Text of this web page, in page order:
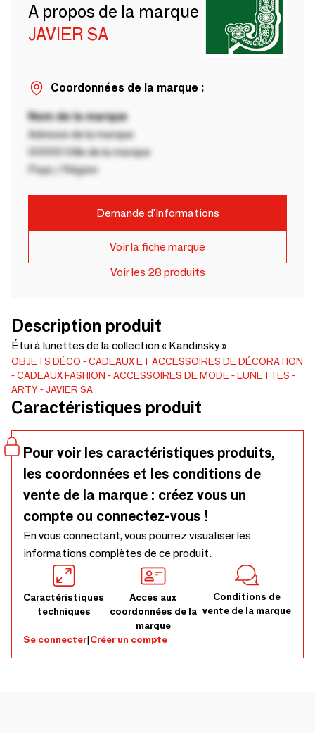
A propos de la marque
JAVIER SA
Coordonnées de la marque :
Nom de la marque
Adresse de la marque
00000 Ville de la marque
Pays / Région
Demande d'informations
Voir la fiche marque
Voir les 28 produits
Description produit
Étui à lunettes de la collection « Kandinsky »
OBJETS DÉCO
CADEAUX ET ACCESSOIRES DE DÉCORATION
CADEAUXFASHION ACCESSOIRES DE MODE
LUNETTES
ARTY
JAVIER SA
Caractéristiques produit
Pour voir les caractéristiques produits,
les coordonnées et les conditions de
vente de la marque : créez vous un
compte ou connectez-vous !
En vous connectant, vous pourrez visualiser les
informations complètes de ce produit.
Caractéristiques
techniques
Accès aux
coordonnées de la
marque
Conditions de
vente de la marque
Se connecter|Créer un compte